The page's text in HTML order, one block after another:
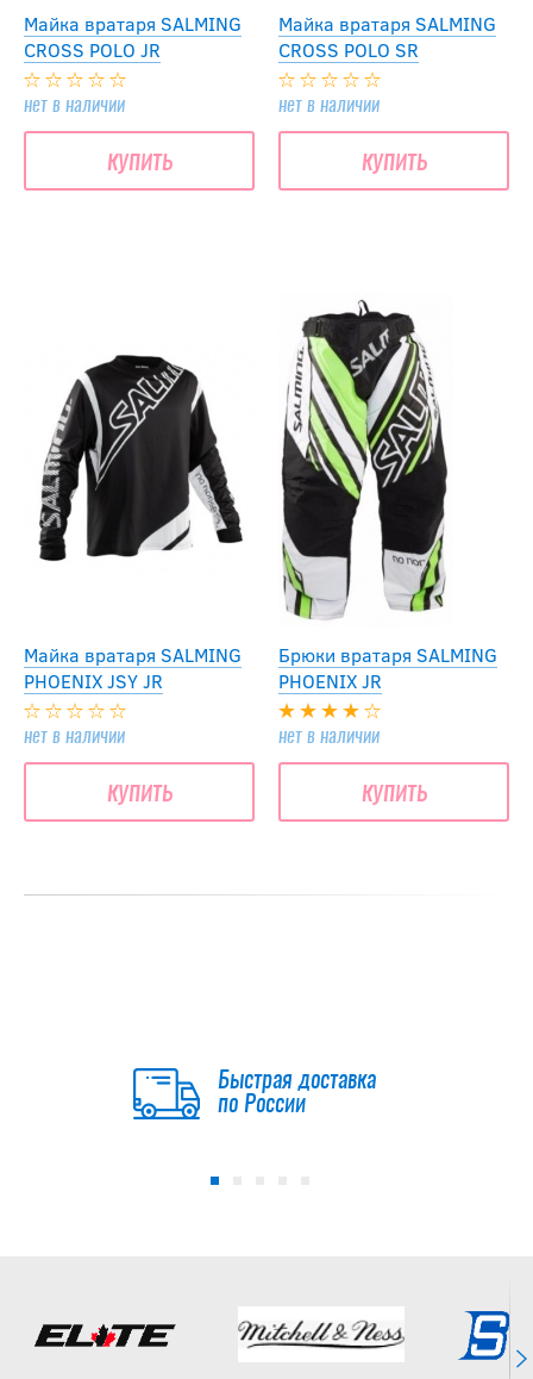
Майка вратаря SALMING
CROSS POLO JR
нет в наличии
купить
Майка вратаря SALMING
CROSS POLO SR
нет в наличии
купить
Майка вратаря SALMING
PHOENIX JSY JR
нет в наличии
купить
Брюки вратаря SALMING
PHOENIX JR
нет в наличии
купить
Быстрая доставка
по России